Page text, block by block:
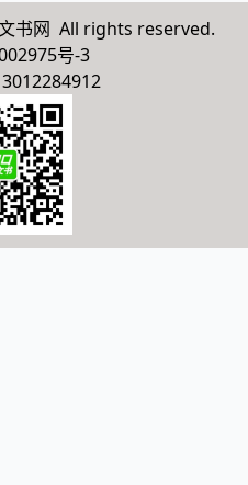
书网 All rights reserved.
号-3